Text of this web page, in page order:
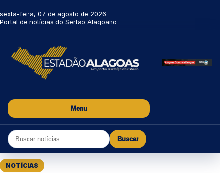
sexta-feira, 07 de agosto de 2026
Portal de notícias do Sertão Alagoano
Menu
Buscar
NOTÍCIAS